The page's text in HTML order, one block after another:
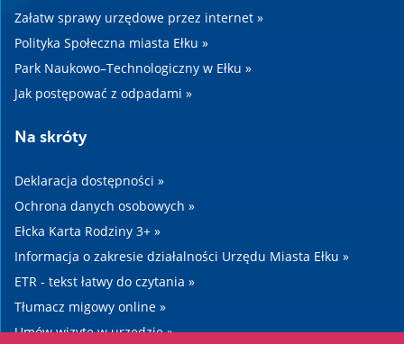
Załatw sprawy urzędowe przez internet »
Polityka Społeczna miasta Ełku »
Park Naukowo–Technologiczny w Ełku »
Jak postępować z odpadami »
Na skróty
Deklaracja dostępności »
Ochrona danych osobowych »
Ełcka Karta Rodziny 3+ »
Informacja o zakresie działalności Urzędu Miasta Ełku »
ETR - tekst łatwy do czytania »
Tłumacz migowy online »
Umów wizytę w urzędzie »